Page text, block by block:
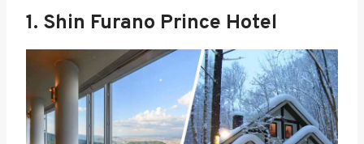
1. Shin Furano Prince Hotel